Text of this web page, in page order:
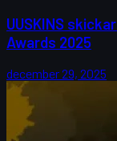
UUSKINS
Awards 2025
december 29, 2025